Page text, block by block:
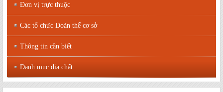
Đơn vị trực thuộc
Các tổ chức Đoàn thể cơ sở
Thông tin cần biết
Danh mục địa chất